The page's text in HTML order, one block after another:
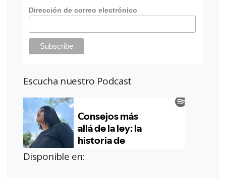
Dirección de correo electrónico
Escucha nuestro Podcast
Disponible en: